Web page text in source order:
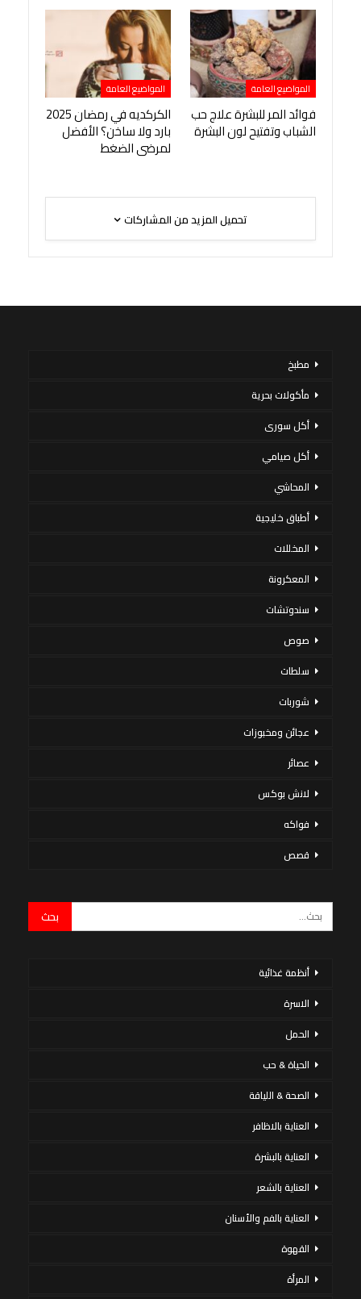
المواضيع العامة
فوائد المر للبشرة علاج حب
الشباب وتفتيح لون البشرة
المواضيع العامة
الكركديه في رمضان 2025
بارد ولا ساخن؟ الأفضل
لمرضى الضغط
تحميل المزيد من المشاركات
مطبخ
مأكولات بحرية
أكل سورى
أكل صيامي
المحاشي
أطباق خليجية
المخللات
المعكرونة
سندوتشات
صوص
سلطات
شوربات
عجائن ومخبوزات
عصائر
لانش بوكس
فواكه
قصص
أنظمة غذائية
الاسرة
الحمل
الحياة & حب
الصحة & اللياقة
العناية بالاظافر
العناية بالبشرة
العناية بالشعر
العناية بالفم والأسنان
القهوة
المرأة